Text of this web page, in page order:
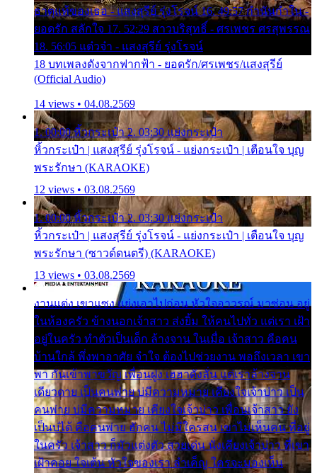
ธาตุแท้ของเธอ - แสงสุรีย์ รุ่งโรจน์ 16. 49:57 กำนันกำใน -
ยอดรัก สลักใจ 17. 52:29 สาวบริสุทธิ์ - ศรเพชร ศรสุพรรณ
18. 56:05 แต๋วจ๋า - แสงสุรีย์ รุ่งโรจน์
18 บทเพลงดังจากฟากฟ้า - ยอดรัก/ศรเพชร/แสงสุรีย์
(Official Audio)
14 views • 04.08.2569
1. 00:00 หิ้วกระเป๋า 2. 03:30 แย่งกระเป๋า
หิ้วกระเป๋า | แสงสุรีย์ รุ่งโรจน์ - แย่งกระเป๋า | เตือนใจ บุญ
พระรักษา (KARAOKE)
12 views • 03.08.2569
1. 00:00 หิ้วกระเป๋า 2. 03:30 แย่งกระเป๋า
หิ้วกระเป๋า | แสงสุรีย์ รุ่งโรจน์ - แย่งกระเป๋า | เตือนใจ บุญ
พระรักษา (ซาวด์ดนตรี) (KARAOKE)
13 views • 03.08.2569
งานแต่ง เขาแซง แย่งเอาไปก่อน หัวใจอาวรณ์ มาซ่อน อยู่
ในห้องครัว ข้างนอกเจ้าสาว ส่งยิ้ม ให้คนไปทั่ว แต่เรา เฝ้า
อยู่ในครัว ทำตัวเป็นเด็ก ล้างจาน ในเมื่อ เจ้าสาว คือคน
บ้านใกล้ พึ่งพาอาศัย จำใจ ต้องไปช่วยงาน พอถึงเวลา เขา
พา กันเข้าพาขวัญ เพื่อนฝูง เฮฮาดังลั่น แต่เราล้างจาน
เดียวดาย เป็นคนพ่าย บ่มีความหมาย เคียงใจเจ้าบ่าว เป็น
คนพ่าย บ่มีความหมาย เคียงใจเจ้าบ่าว เพื่อนเจ้าสาว ยัง
เป็นบ่ได้ คือคนพ่าย ฮักคน ไม่มีใครสน เขาไม่เห็นคน ที่อยู่
ในครัว เจ้าสาว ก็มัวแต่งตัว สวยเด่น นั่งเคียงเจ้าบ่าว ที่เขา
เฝ้าคอย ใจเต้น หัวใจของเรา ลำเค็ญ ใครจะมองเห็น